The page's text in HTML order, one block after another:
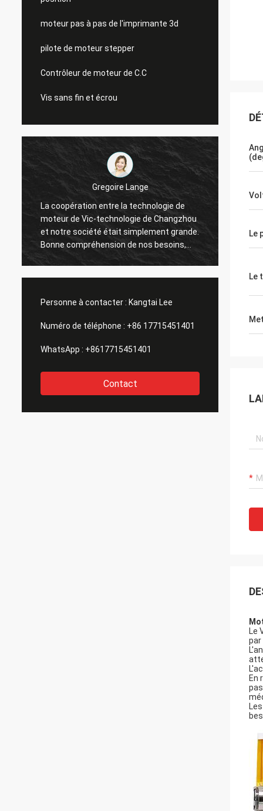
moteur pas à pas de l'imprimante 3d
pilote de moteur stepper
Contrôleur de moteur de C.C
Vis sans fin et écrou
Gregoire Lange
La coopération entre la technologie de
moteur de Vic-technologie de Changzhou
et notre société était simplement grande.
Bonne compréhension de nos besoins,
grand disposé pour résoudre nos
Personne à contacter : Kangtai Lee
Numéro de téléphone : +86 17715451401
WhatsApp : +8617715451401
Contact
Le
Le
Le
par
En